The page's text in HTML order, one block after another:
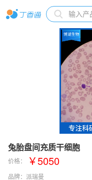
兔胎盘间充质干细胞
价格： ￥5050
品牌： 派瑞曼